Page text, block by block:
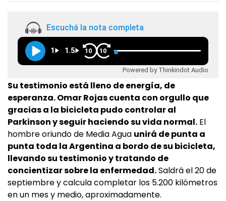
Escuchá la nota completa
1 1.5 10 10
Powered by Thinkindot Audio
Su testimonio está lleno de energía, de
esperanza. Omar Rojas cuenta con orgullo que
gracias a la bicicleta pudo controlar al
Parkinson y seguir haciendo su vida normal. El
hombre oriundo de Media Agua unirá de punta a
punta toda la Argentina a bordo de su bicicleta,
llevando su testimonio y tratando de
concientizar sobre la enfermedad.Saldrá el 20 de
septiembre y calcula completar los 5.200 kilómetros
en un mes y medio, aproximadamente.